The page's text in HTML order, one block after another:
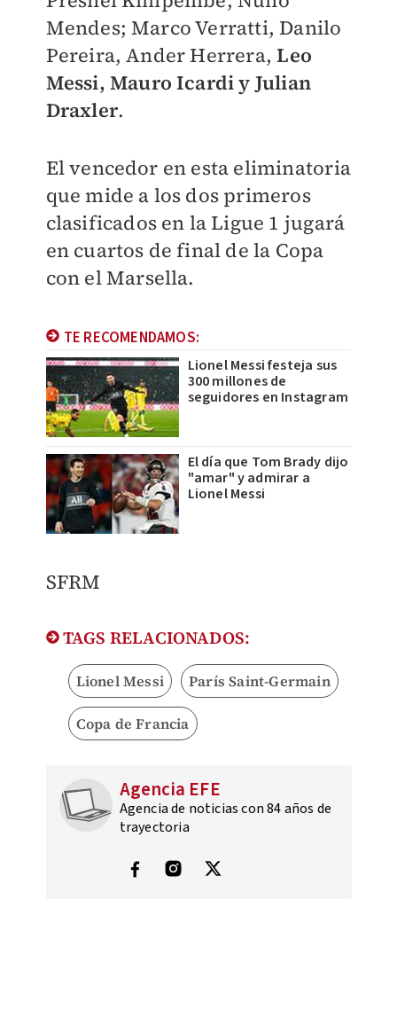
Mendes; Marco Verratti, Danilo
Pereira, Ander Herrera,Leo
Messi, Mauro Icardi y Julian
Draxler.
El vencedor en esta eliminatoria
que mide a los dos primeros
clasificados en la Ligue 1 jugará
en cuartos de final de la Copa
con el Marsella.
TE RECOMENDAMOS:
Lionel Messi festeja sus
300 millones de
seguidores en Instagram
El día que Tom Brady dijo
"amar" y admirar a
Lionel Messi
SFRM
TAGS RELACIONADOS:
Lionel Messi París Saint-Germain
Copa de Francia
Agencia EFE
Agencia de noticias con 84 años de
trayectoria